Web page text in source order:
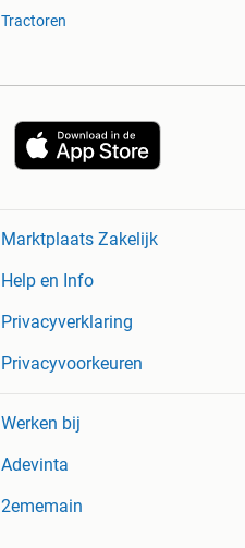
Tractoren
Marktplaats Zakelijk
Help en Info
Privacyverklaring
Privacyvoorkeuren
Werken bij
Adevinta
2ememain